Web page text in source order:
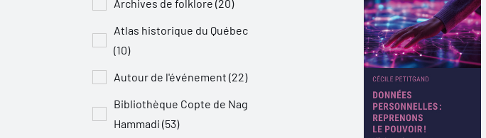
Archives de folklore (20)
Atlas historique du Québec
(10)
Autour de l'événement (22)
Bibliothèque Copte de Nag
Hammadi (53)